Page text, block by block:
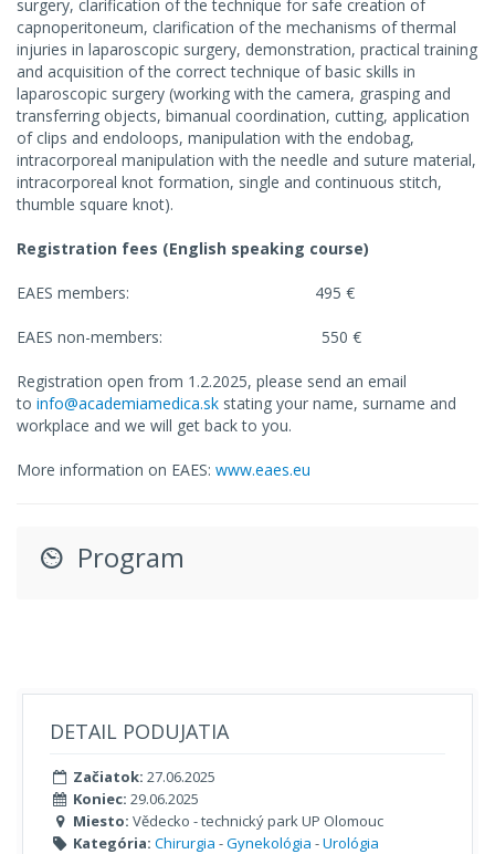
surgery, clarification of the technique for safe creation of
capnoperitoneum, clarification of the mechanisms of thermal
injuries in laparoscopic surgery, demonstration, practical training
and acquisition of the correct technique of basic skills in
laparoscopic surgery (working with the camera, grasping and
transferring objects, bimanual coordination, cutting, application
of clips and endoloops, manipulation with the endobag,
intracorporeal manipulation with the needle and suture material,
intracorporeal knot formation, single and continuous stitch,
thumble square knot).
Registration fees (English speaking course)
EAES members: 495 €
EAES non-members: 550 €
Registration open from 1.2.2025, please send an email
to info@academiamedica.sk stating your name, surname and
workplace and we will get back to you.
More information on EAES: www.eaes.eu
Program
DETAIL PODUJATIA
Začiatok: 27.06.2025
Koniec: 29.06.2025
Miesto: Vědecko - technický park UP Olomouc
Kategória: Chirurgia -Gynekológia -Urológia